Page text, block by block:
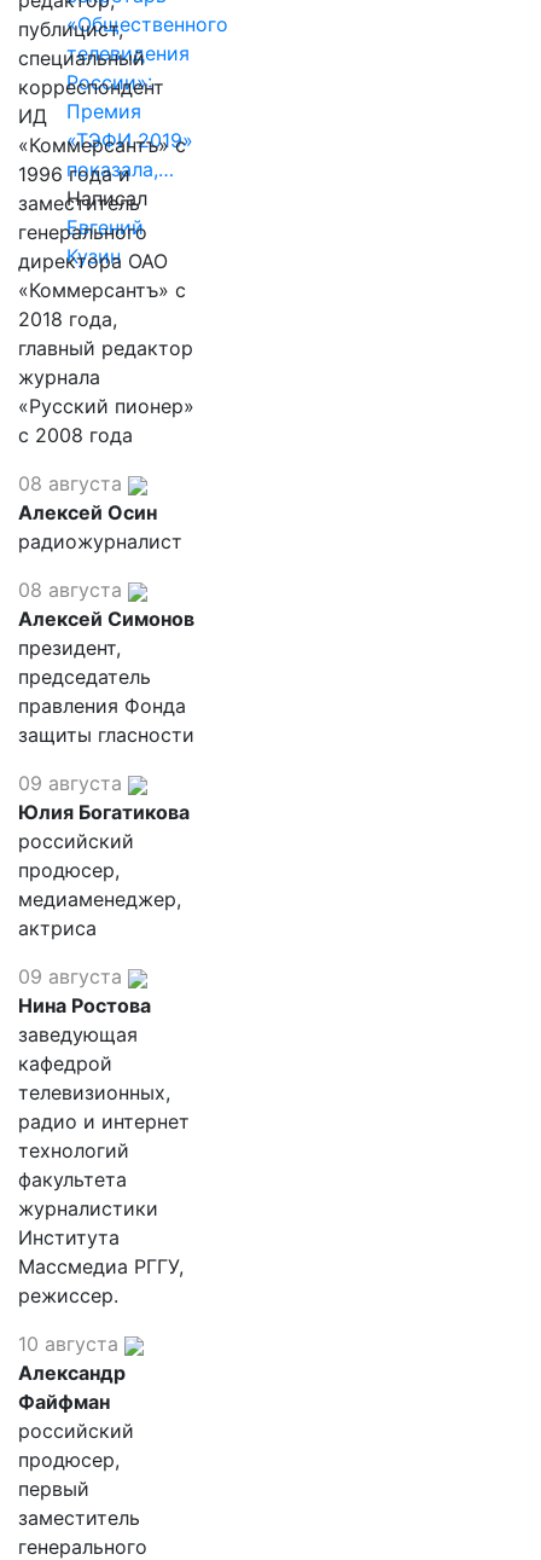
«Общественного
телевидения
России»:
Премия
«ТЭФИ 2019»
показала,…
Написал
Евгений
Кузин
публицист,
специальный
корреспондент
ИД
«Коммерсантъ» с
1996 года и
заместитель
генерального
директора ОАО
«Коммерсантъ» с
2018 года,
главный редактор
журнала
«Русский пионер»
с 2008 года
08 августа
Алексей Осин
радиожурналист
08 августа
Алексей Симонов
президент,
председатель
правления Фонда
защиты гласности
09 августа
Юлия Богатикова
российский
продюсер,
медиаменеджер,
актриса
09 августа
Нина Ростова
заведующая
кафедрой
телевизионных,
радио и интернет
технологий
факультета
журналистики
Института
Массмедиа РГГУ,
режиссер.
10 августа
Александр
Файфман
российский
продюсер,
первый
заместитель
генерального